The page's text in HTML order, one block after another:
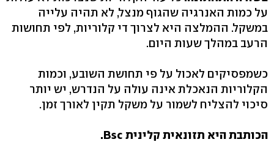
על כמות האנרגיה שהגוף מנצל, לא תהיה עלייה
במשקל. ההמלצה היא לצרוך די קלוריות, לפי תחושות
הרעב במהלך שעות היום.
כשמפסיקים לאכול על פי תחושת השובע, וכמות
הקלוריות הנאכלת אינה עולה על הנדרש, יש יותר
סיכוי להצליח לשמור על משקל תקין לאורך זמן.
הכותבת היא תזונאית קלינית Bsc.